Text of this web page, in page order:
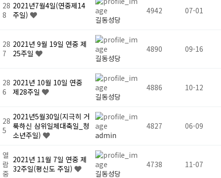
28
8
2021년7월4일(연중제14
주일)
길동성당
4942 07-01
28
7
2021년 9월 19일 연중 제
25주일
길동성당
4890 09-16
28
6
2021년 10월 10일 연중
제28주일
길동성당
4886 10-12
28
5
2021년5월30일(지극히 거
룩하신 삼위일체대축일_청
소년주일)
admin
4827 06-09
열
람
중
2021년 11월 7일 연중 제
32주일(평신도 주일)
길동성당
4738 11-07